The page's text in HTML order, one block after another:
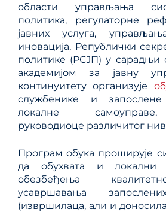
области управљања
политика, регулаторне
јавних услуга,
иновација, Републички
политике (РСЈП) у сарадњи
академијом за јавну
континуитету организује
службенике и
локалне
руководиоце различитог
Програм обука проширује
да обухвата и
обезбеђења
усавршавања
(извршилаца, али и